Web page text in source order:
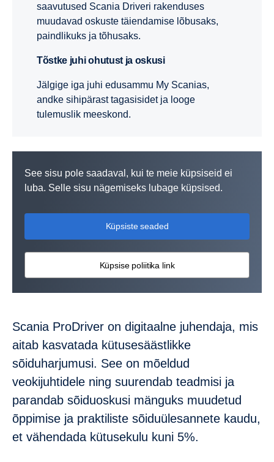
saavutused Scania Driveri rakenduses
muudavad oskuste täiendamise lõbusaks,
paindlikuks ja tõhusaks.
Tõstke juhi ohutust ja oskusi
Jälgige iga juhi edusammu My Scanias,
andke sihipärast tagasisidet ja looge
tulemuslik meeskond.
See sisu pole saadaval, kui te meie küpsiseid ei
luba. Selle sisu nägemiseks lubage küpsised.
Küpsiste seaded
Küpsise poliitika link
Scania ProDriver on digitaalne juhendaja, mis
aitab kasvatada kütusesäästlikke
sõiduharjumusi. See on mõeldud
veokijuhtidele ning suurendab teadmisi ja
parandab sõiduoskusi mänguks muudetud
õppimise ja praktiliste sõiduülesannete kaudu,
et vähendada kütusekulu kuni 5%.